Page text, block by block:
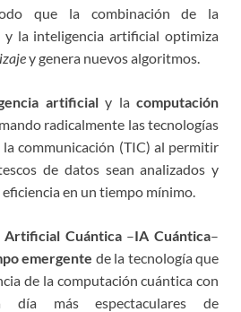
que la combinación de la
y la inteligencia artificial optimiza
y genera nuevos algoritmos.
artificialy la computación
radicalmente las tecnologías
communicación (TIC) al permitir
de datos sean analizados y
en un tiempo mínimo.
Artificial Cuántica–IA Cuántica–
emergente de la tecnología que
de la computación cuántica con
día más espectaculares de